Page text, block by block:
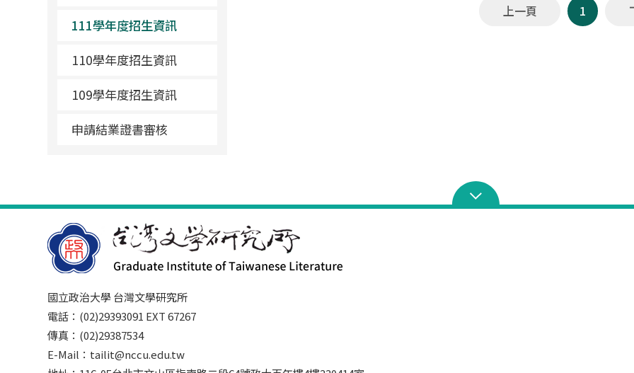
111學年度招生資訊
110學年度招生資訊
109學年度招生資訊
申請結業證書審核
上一頁 1
國立政治大學 台灣文學研究所
電話：(02)29393091 EXT 67267
傳真：(02)29387534
E-Mail：tailit@nccu.edu.tw